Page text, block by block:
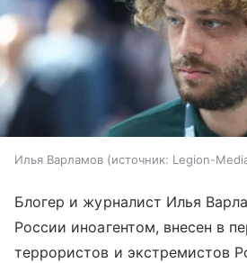
Илья Варламов источник: Legion-
Блогер и журналист Илья
России иноагентом, внесен в
террористов и экстремистов